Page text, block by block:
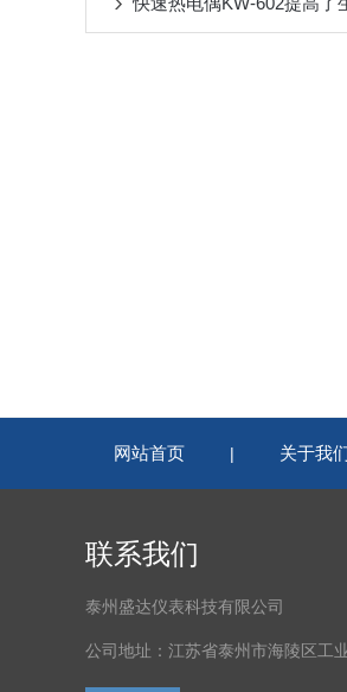
网站首页 | 关于我
联系我们
泰州盛达仪表科技有限公司
公司地址：江苏省泰州市海陵区工